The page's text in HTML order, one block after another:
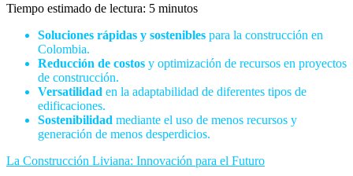
Tiempo estimado de lectura: 5 minutos
Soluciones rápidas y sostenibles para la construcción en
Colombia.
Reducción de costos y optimización de recursos en proyectos
de construcción.
Versatilidad en la adaptabilidad de diferentes tipos de
edificaciones.
Sostenibilidad mediante el uso de menos recursos y
generación de menos desperdicios.
La Construcción Liviana: Innovación para el Futuro